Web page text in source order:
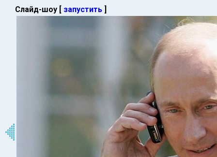
Слайд-шоу [ запустить ]